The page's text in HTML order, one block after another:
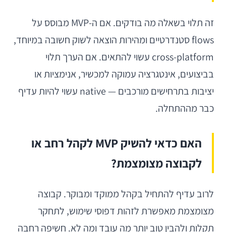
זה תלוי בשאלה מה בודקים. אם ה-MVP מבוסס על
flows סטנדרטיים ומהירות הוצאה לשוק חשובה במיוחד,
cross-platform עשוי להתאים. אם הערך תלוי
בביצועים, אינטגרציה עמוקה למכשיר, אנימציות או
יציבות בתרחישים מורכבים — native עשוי להיות עדיף
כבר מההתחלה.
האם כדאי להשיק MVP לקהל רחב או
לקבוצה מצומצמת?
לרוב עדיף להתחיל בקהל ממוקד ומבוקר. קבוצה
מצומצמת מאפשרת לזהות דפוסי שימוש, לתחקר
תקלות ולהבין טוב יותר מה עובד ומה לא. חשיפה רחבה